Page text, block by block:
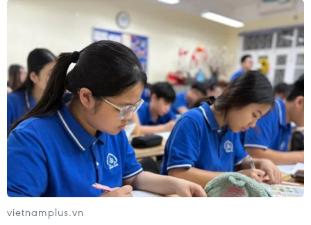
Nâng chất lượng khám và điều trị để "hút"
vietnamplus.vn